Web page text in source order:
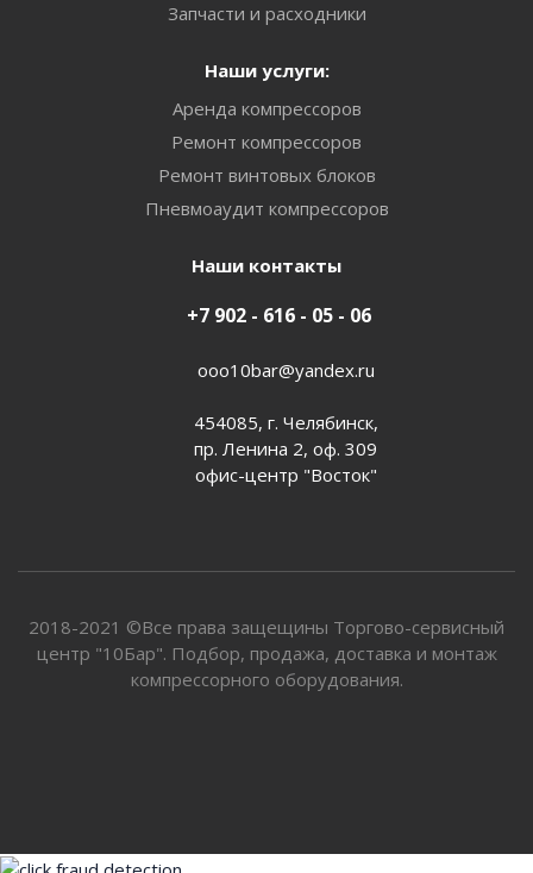
Запчасти и расходники
Наши услуги:
Аренда компрессоров
Ремонт компрессоров
Ремонт винтовых блоков
Пневмоаудит компрессоров
Наши контакты
+7 902 - 616 - 05 - 06
ooo10bar@yandex.ru
454085, г. Челябинск,
пр. Ленина 2, оф. 309
офис-центр "Восток"
2018-2021 ©Все права защещины Торгово-сервисный
центр "10Бар". Подбор, продажа, доставка и монтаж
компрессорного оборудования.